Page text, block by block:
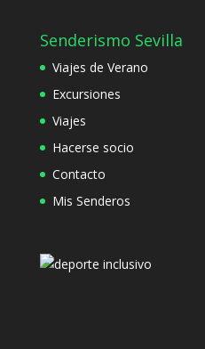
Senderismo Sevilla
Viajes de Verano
Excursiones
Viajes
Hacerse socio
Contacto
Mis Senderos